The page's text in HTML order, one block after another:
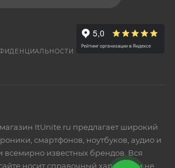
ItUnite.ru предлагает широкий
смартфонов, ноутбуков, аудио и
всемирно известных брендов. Вся
носит справочный характер и не